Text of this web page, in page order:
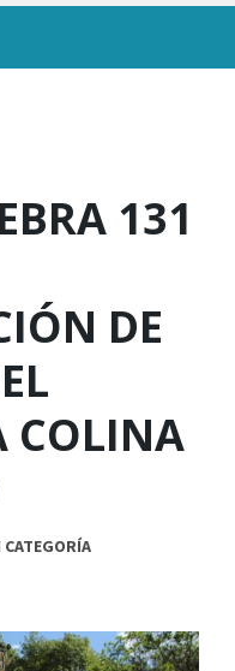
131
DE
COLINA
CATEGORÍA